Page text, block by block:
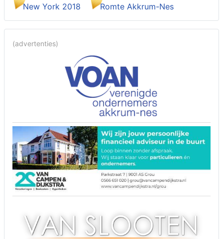
New York 2018
Romte Akkrum-Nes
(advertenties)